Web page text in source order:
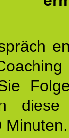
diese
Minuten.